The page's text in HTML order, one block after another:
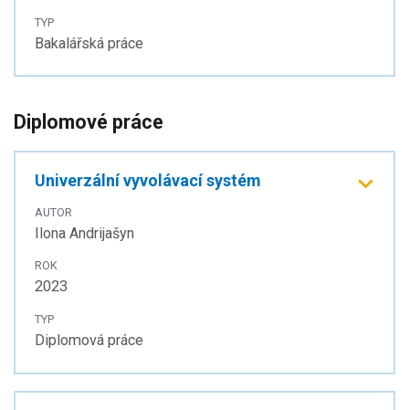
TYP
Bakalářská práce
Diplomové práce
Univerzální vyvolávací systém
AUTOR
Ilona Andrijašyn
ROK
2023
TYP
Diplomová práce